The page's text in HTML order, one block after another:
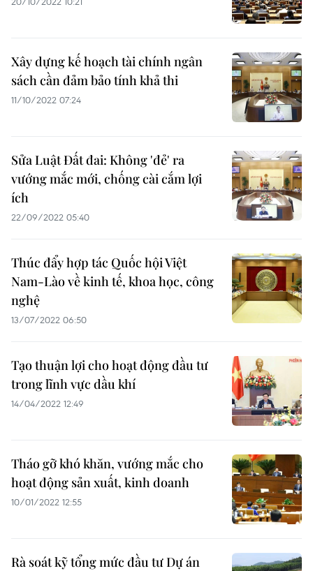
Xây dựng kế hoạch tài chính ngân
sách cần đảm bảo tính khả thi
11/10/2022 07:24
Sửa Luật Đất đai: Không 'đẻ' ra
vướng mắc mới, chống cài cắm lợi
ích
22/09/2022 05:40
Thúc đẩy hợp tác Quốc hội Việt
Nam-Lào về kinh tế, khoa học, công
nghệ
13/07/2022 06:50
Tạo thuận lợi cho hoạt động đầu tư
trong lĩnh vực dầu khí
14/04/2022 12:49
Tháo gỡ khó khăn, vướng mắc cho
hoạt động sản xuất, kinh doanh
10/01/2022 12:55
Rà soát kỹ tổng mức đầu tư Dự án